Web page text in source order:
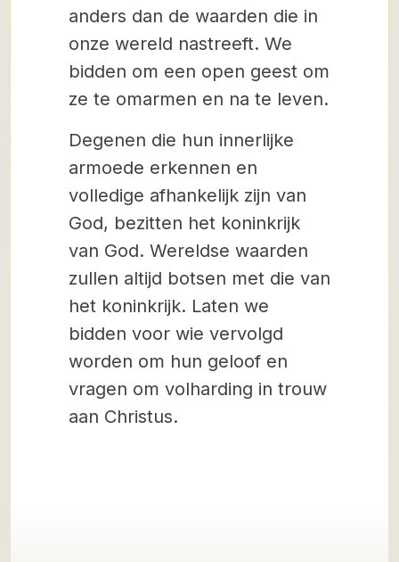
anders dan de waarden die in
onze wereld nastreeft. We
bidden om een open geest om
ze te omarmen en na te leven.
Degenen die hun innerlijke
armoede erkennen en
volledige afhankelijk zijn van
God, bezitten het koninkrijk
van God. Wereldse waarden
zullen altijd botsen met die van
het koninkrijk. Laten we
bidden voor wie vervolgd
worden om hun geloof en
vragen om volharding in trouw
aan Christus.